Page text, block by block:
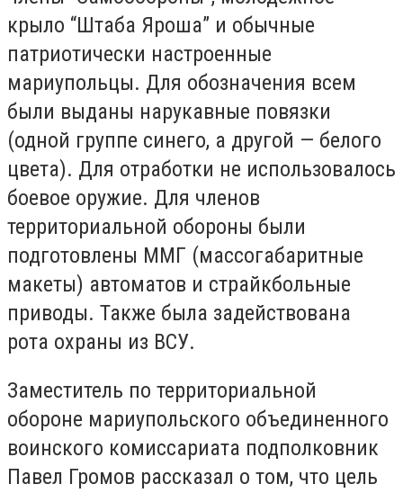
крыло “Штаба Яроша” и обычные
патриотически настроенные
мариупольцы. Для обозначения всем
были выданы нарукавные повязки
(одной группе синего, а другой — белого
цвета). Для отработки не использовалось
боевое оружие. Для членов
территориальной обороны были
подготовлены ММГ (массогабаритные
макеты) автоматов и страйкбольные
приводы. Также была задействована
рота охраны из ВСУ.
Заместитель по территориальной
обороне мариупольского объединенного
воинского комиссариата подполковник
Павел Громов рассказал о том, что цель